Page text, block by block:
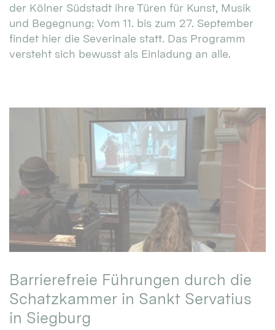
der Kölner Südstadt ihre Türen für Kunst, Musik
und Begegnung: Vom 11. bis zum 27. September
findet hier die Severinale statt. Das Programm
versteht sich bewusst als Einladung an alle.
Barrierefreie Führungen durch die
Schatzkammer in Sankt Servatius
in Siegburg